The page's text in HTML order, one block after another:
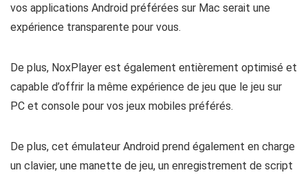
vos applications Android préférées sur Mac serait une
expérience transparente pour vous.
De plus, NoxPlayer est également entièrement optimisé et
capable d’offrir la même expérience de jeu que le jeu sur
PC et console pour vos jeux mobiles préférés.
De plus, cet émulateur Android prend également en charge
un clavier, une manette de jeu, un enregistrement de script